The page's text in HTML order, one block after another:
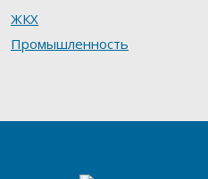
ЖКХ
Промышленность